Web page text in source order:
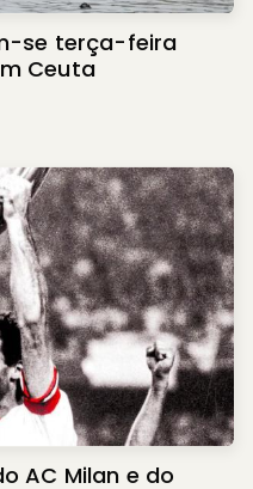
se terça-feira
Ceuta
AC Milan e do